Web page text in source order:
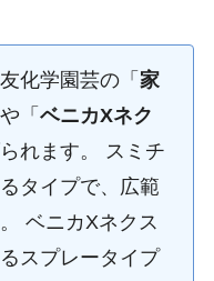
化学園芸の「 家
「 ベニカXネク
れます。 スミチ
タイプで、広範
ベニカXネクス
スプレータイプ